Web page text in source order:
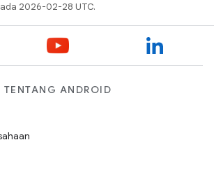
2026-02-28 UTC.
TENTANG ANDROID